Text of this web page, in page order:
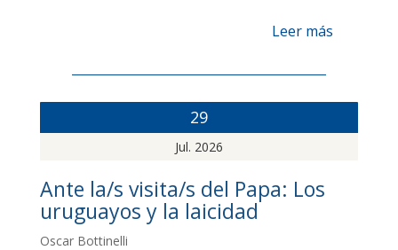
Leer más
29
Jul. 2026
Ante la/s visita/s del Papa: Los
uruguayos y la laicidad
Oscar Bottinelli